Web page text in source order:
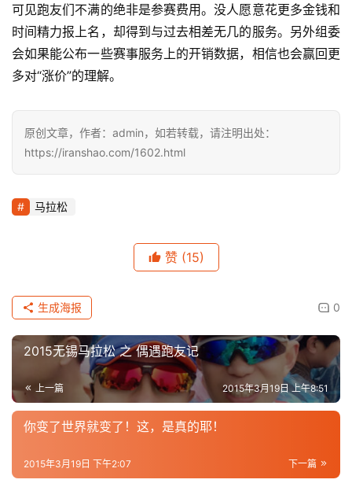
可见跑友们不满的绝非是参赛费用。没人愿意花更多金钱和
时间精力报上名，却得到与过去相差无几的服务。另外组委
会如果能公布一些赛事服务上的开销数据，相信也会赢回更
多对“涨价”的理解。
原创文章，作者：admin，如若转载，请注明出处：
https://iranshao.com/1602.html
马拉松
赞 (15)
0
生成海报
2015无锡马拉松 之 偶遇跑友记
上一篇 2015年3月19日 上午8:51
你变了世界就变了！这，是真的耶！
下一篇
2015年3月19日 下午2:07